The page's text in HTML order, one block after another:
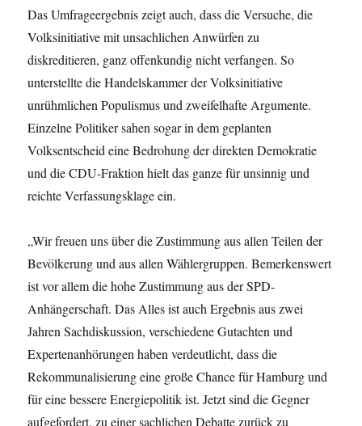
Das Umfrageergebnis zeigt auch, dass die Versuche, die
Volksinitiative mit unsachlichen Anwürfen zu
diskreditieren, ganz offenkundig nicht verfangen. So
unterstellte die Handelskammer der Volksinitiative
unrühmlichen Populismus und zweifelhafte Argumente.
Einzelne Politiker sahen sogar in dem geplanten
Volksentscheid eine Bedrohung der direkten Demokratie
und die CDU-Fraktion hielt das ganze für unsinnig und
reichte Verfassungsklage ein.
„Wir freuen uns über die Zustimmung aus allen Teilen der
Bevölkerung und aus allen Wählergruppen. Bemerkenswert
ist vor allem die hohe Zustimmung aus der SPD-
Anhängerschaft. Das Alles ist auch Ergebnis aus zwei
Jahren Sachdiskussion, verschiedene Gutachten und
Expertenanhörungen haben verdeutlicht, dass die
Rekommunalisierung eine große Chance für Hamburg und
für eine bessere Energiepolitik ist. Jetzt sind die Gegner
aufgefordert, zu einer sachlichen Debatte zurück zu